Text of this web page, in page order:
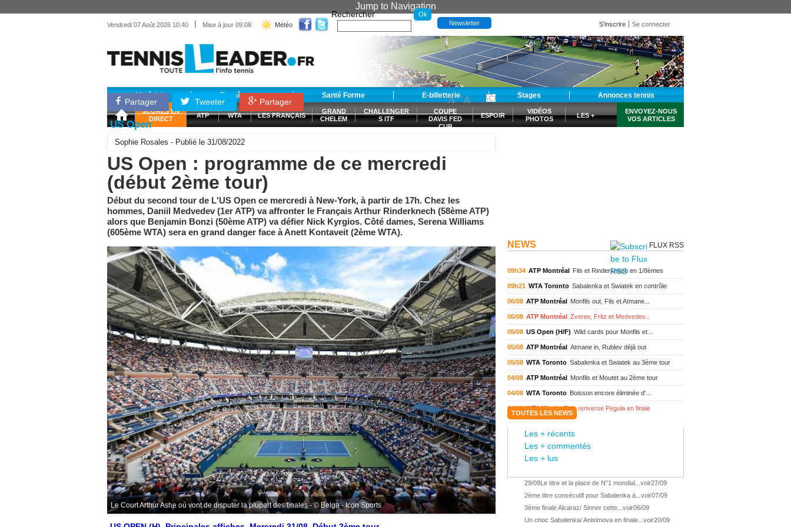
Jump to Navigation
Vendredi 07 Août 2026 10:40 | Mise à jour 09:08 Météo
Rechercher
Newsletter S'inscrire Se connecter
Matériel Entraînement Santé Forme E-billetterie Stages Annonces tennis
SCORES EN
DIRECT
ATP WTA LES FRANÇAIS
GRAND
CHELEM
CHALLENGER
S ITF
COUPE
DAVIS FED
CUP
ESPOIR
VIDÉOS
PHOTOS
LES +
ENVOYEZ-NOUS
VOS ARTICLES
Partager Tweeter Partager
-A +A
US Open
Sophie Rosales - Publié le 31/08/2022
US Open : programme de ce mercredi
(début 2ème tour)
Début du second tour de L'US Open ce mercredi à New-York, à partir de 17h. Chez les
hommes, Daniil Medvedev (1er ATP) va affronter le Français Arthur Rinderknech (58ème ATP)
alors que Benjamin Bonzi (50ème ATP) va défier Nick Kyrgios. Côté dames, Serena Williams
(605ème WTA) sera en grand danger face à Anett Kontaveit (2ème WTA).
Le Court Arthur Ashe où vont de disputer la plupart des finales - © Belga - Icon Sports
NEWS FLUX RSS
09h34 ATP Montréal Fils et Rinderknech en 1/8èmes
09h21 WTA Toronto Sabalenka et Swiatek en contrôle
06/08 ATP Montréal Monfils out, Fils et Atmane...
06/08 ATP Montréal Zverev, Fritz et Medvedev...
05/08 US Open (H/F) Wild cards pour Monfils et...
05/08 ATP Montréal Atmane in, Rublev déjà out
05/08 WTA Toronto Sabalenka et Swiatek au 3ème tour
04/08 ATP Montréal Monfils et Moutet au 2ème tour
04/08 WTA Toronto Boisson encore éliminée d'...
04/08 WTA Wash. Eala renverse Pegula en finale
WTA Memphis Liutova, 16 ans et déjà titrée
ATP Wash.
WTA Wash. Eala domine Svitolina
ATP Wash. De Minaur éliminé en 1/4
TOUTES LES NEWS
Les + récents
Les + commentés
Les + lus
29/09Le titre et la place de N°1 mondial... voir27/09
2ème titre consécutif pour Sabalenka à... voir07/09
3ème finale Alcaraz/ Sinner cette... voir06/09
Un choc Sabalenka/ Anisimova en finale... voir20/09